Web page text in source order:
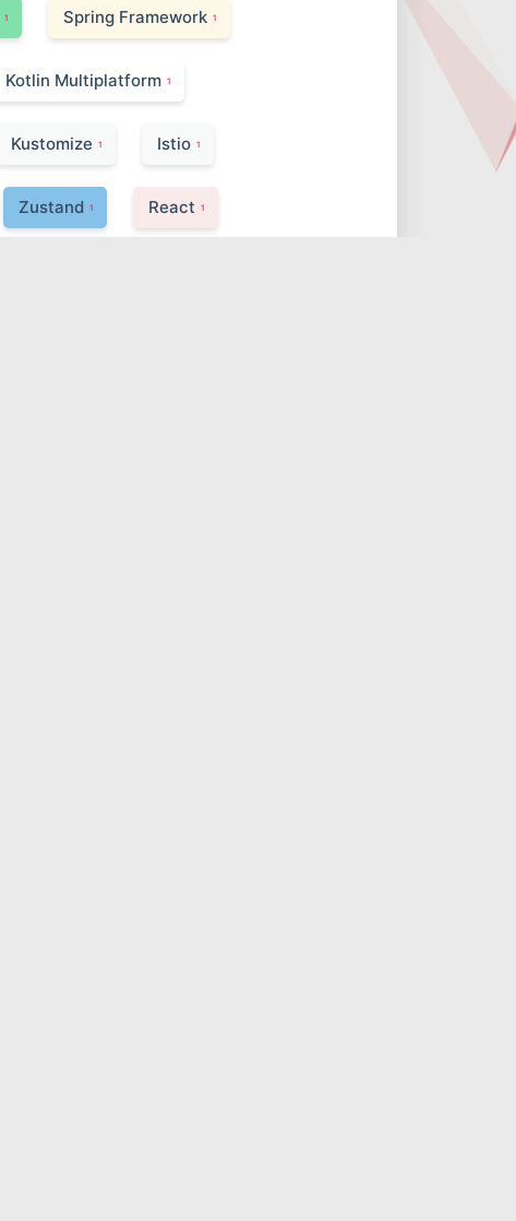
1 Spring Framework 1
Kotlin Multiplatform 1
Kustomize 1 Istio 1
Zustand 1 React 1